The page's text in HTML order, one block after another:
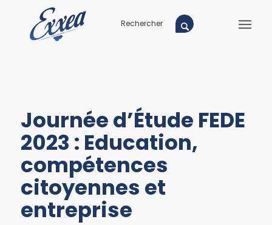
Journée d’Étude FEDE
2023 : Education,
compétences
citoyennes et
entreprise